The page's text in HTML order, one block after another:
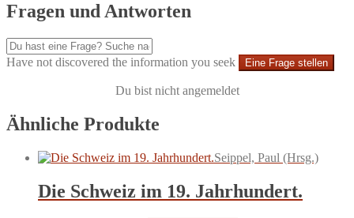
Fragen und Antworten
Have not discovered the information you seek Eine Frage stellen
Du bist nicht angemeldet
Ähnliche Produkte
Seippel, Paul (Hrsg.)
Die Schweiz im 19. Jahrhundert.